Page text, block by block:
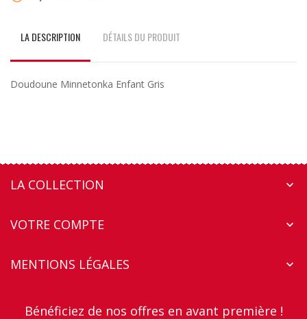
LA DESCRIPTION DÉTAILS DU PRODUIT
Doudoune Minnetonka Enfant Gris
LA COLLECTION 
VOTRE COMPTE 
MENTIONS LÉGALES 
Bénéficiez de nos offres en avant première !